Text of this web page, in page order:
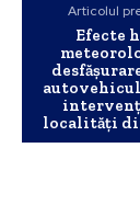
Articolul
Efecte
localități